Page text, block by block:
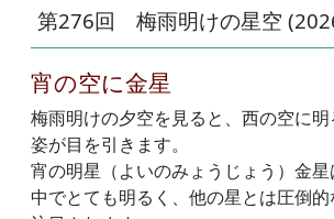
第276回 梅雨明けの星空
宵の空に金星
梅雨明けの夕空を見ると、西の空に
姿が目を引きます。
宵の明星（よいのみょうじょう）金
中でとても明るく、他の星とは圧倒